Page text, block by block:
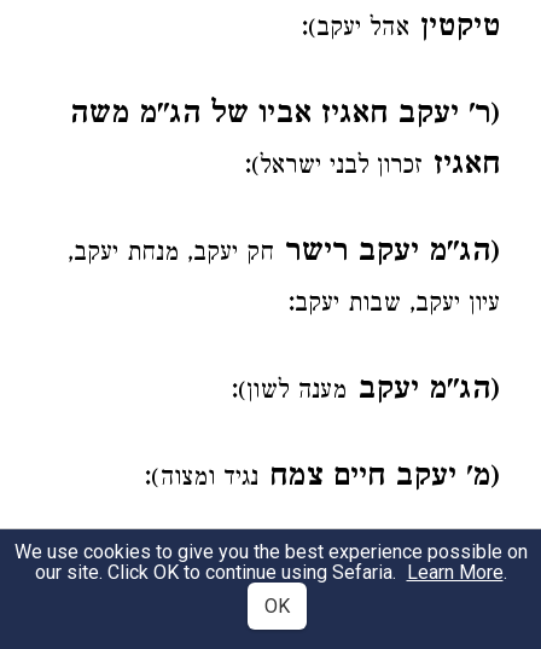
טיקטין אהל יעקב):
(ר' יעקב חאגיז אביו של הג"מ משה
חאגיז זכרון לבני ישראל):
(הג"מ יעקב רישר חק יעקב, מנחת יעקב,
עיון יעקב, שבות יעקב:
(הג"מ יעקב מענה לשון):
(מ' יעקב חיים צמח נגיד ומצוה):
(החכם מ' יעקב בולי עם לועז):
We use cookies to give you the best experience possible on
our site. Click OK to continue using Sefaria. Learn More.
OK